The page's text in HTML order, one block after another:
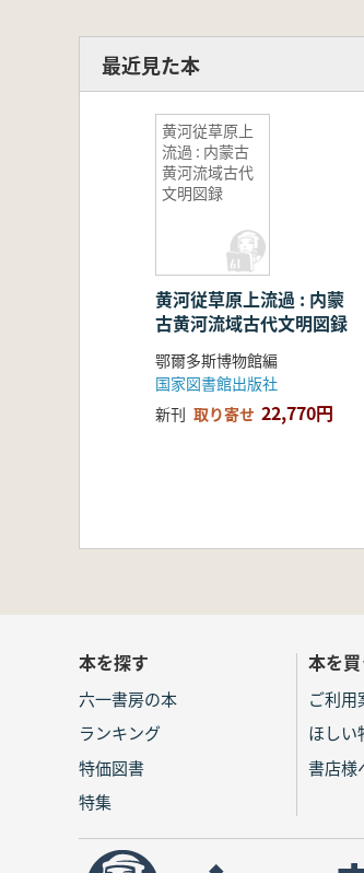
最近見た本
黄河従草原上
流過 : 内蒙古
黄河流域古代
文明図録
黄河従草原上流過 : 内蒙
古黄河流域古代文明図録
鄂爾多斯博物館編
国家図書館出版社
新刊 取り寄せ 22,770円
本を探す
六一書房の本
ランキング
特価図書
特集
本を買
ご利用
ほしい
書店様